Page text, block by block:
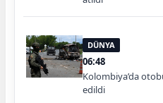
DÜNYA
06:48
Kolombiya’da
edildi